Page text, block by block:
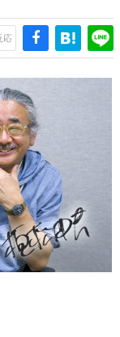
若きクリエイター達
っていきます。
に取材し、ゲームが
与えた影響を探る企
なトピック・タイト
ビューや識者による
る決定版！
ターの青春〜
るマンガ家・田中圭
ガです。
応